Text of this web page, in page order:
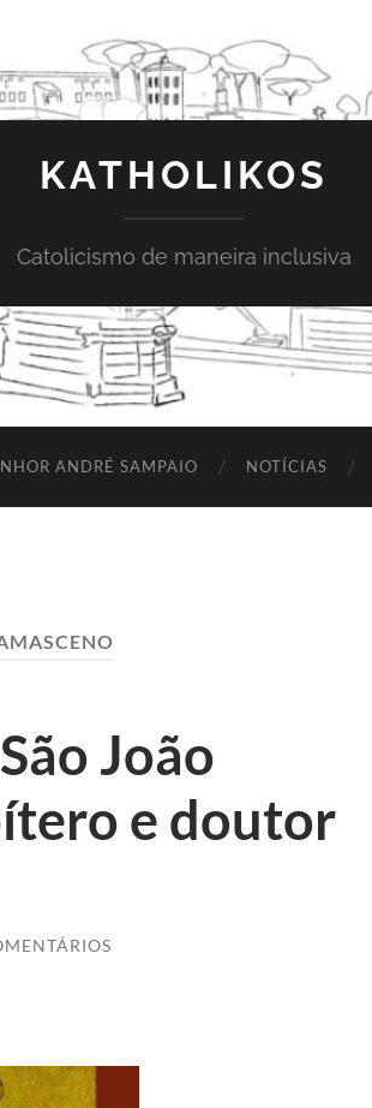
KATHOLIKOS
Catolicismo de maneira inclusiva
ANDRÉ SAMPAIO NOTÍCIAS
João
e doutor